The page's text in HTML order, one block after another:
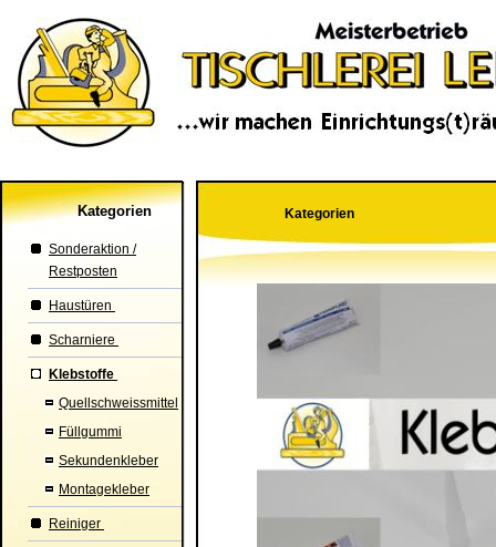
Kategorien
Sonderaktion /
Restposten
Haustüren
Scharniere
Klebstoffe
Quellschweissmittel
Füllgummi
Sekundenkleber
Montagekleber
Reiniger
Kategorien